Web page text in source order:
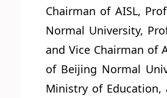
Chairman of AISL,
Normal University,
and Vice Chairman of
of Beijing Normal
Ministry of Education,